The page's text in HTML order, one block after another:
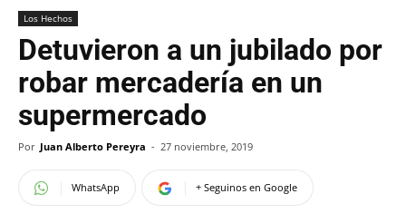
Los Hechos
Detuvieron a un jubilado por
robar mercadería en un
supermercado
Por Juan Alberto Pereyra - 27 noviembre, 2019
WhatsApp + Seguinos en Google